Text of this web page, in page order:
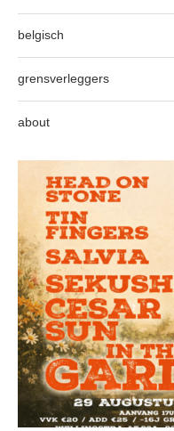
belgisch
grensverleggers
about